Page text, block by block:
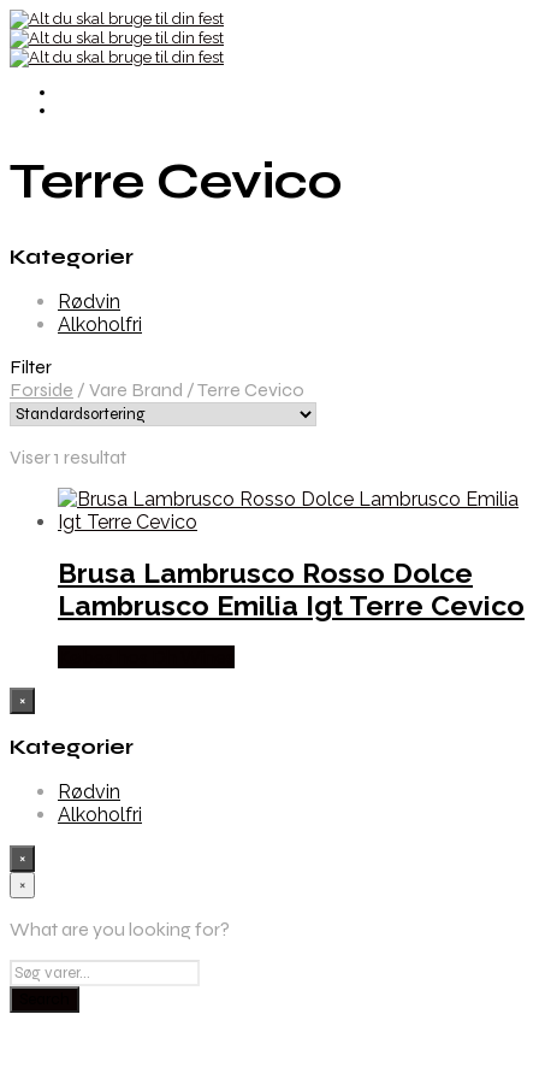
Terre Cevico
Kategorier
Rødvin
Alkoholfri
Filter
Forside / Vare Brand /Terre Cevico
Viser 1 resultat
Brusa Lambrusco Rosso Dolce
Lambrusco Emilia Igt Terre Cevico
×
Kategorier
Rødvin
Alkoholfri
×
×
What are you looking for?